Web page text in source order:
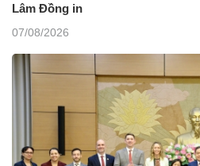
Lâm Đồng in
07/08/2026